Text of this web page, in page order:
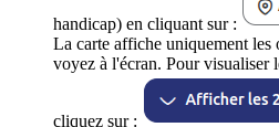
handicap) en cliquant sur :
La carte affiche uniquement
voyez à l'écran. Pour visualiser
cliquez sur :